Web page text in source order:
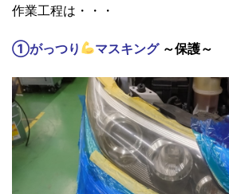
作業工程は・・・
①がっつり マスキング ～保護～